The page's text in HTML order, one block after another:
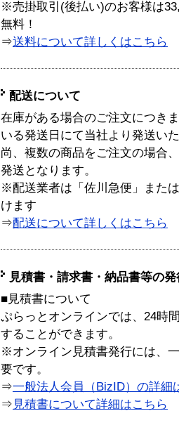
※売掛取引(後払い)のお客様は
無料！
⇒送料について詳しくはこちら
配送について
在庫がある場合のご注文につき
いる発送日にて当社より発送い
尚、複数の商品をご注文の場合
発送となります。
※配送業者は「佐川急便」また
けます
⇒配送について詳しくはこちら
見積書・請求書・納品書等の
■見積書について
ぷらっとオンラインでは、24時
することができます。
※オンライン見積書発行には、
要です。
⇒一般法人会員（BizID）の詳細
⇒ 見積書について詳細はこちら